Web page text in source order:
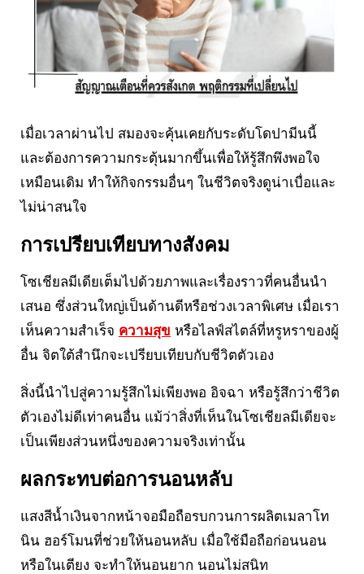
เมื่อเวลาผ่านไป สมองจะคุ้นเคยกับระดับโดปามีนนี้
และต้องการความกระตุ้นมากขึ้นเพื่อให้รู้สึกพึงพอใจ
เหมือนเดิม ทำให้กิจกรรมอื่นๆ ในชีวิตจริงดูน่าเบื่อและ
ไม่น่าสนใจ
การเปรียบเทียบทางสังคม
โซเชียลมีเดียเต็มไปด้วยภาพและเรื่องราวที่คนอื่นนำ
เสนอ ซึ่งส่วนใหญ่เป็นด้านดีหรือช่วงเวลาพิเศษ เมื่อเรา
เห็นความสำเร็จ ความสุข หรือไลฟ์สไตล์ที่หรูหราของผู้
อื่น จิตใต้สำนึกจะเปรียบเทียบกับชีวิตตัวเอง
สิ่งนี้นำไปสู่ความรู้สึกไม่เพียงพอ อิจฉา หรือรู้สึกว่าชีวิต
ตัวเองไม่ดีเท่าคนอื่น แม้ว่าสิ่งที่เห็นในโซเชียลมีเดียจะ
เป็นเพียงส่วนหนึ่งของความจริงเท่านั้น
ผลกระทบต่อการนอนหลับ
แสงสีน้ำเงินจากหน้าจอมือถือรบกวนการผลิตเมลาโท
นิน ฮอร์โมนที่ช่วยให้นอนหลับ เมื่อใช้มือถือก่อนนอน
หรือในเตียง จะทำให้นอนยาก นอนไม่สนิท